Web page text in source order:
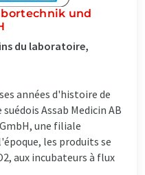
und
du laboratoire,
années d'histoire de
Assab Medicin AB
une filiale
les produits se
aux incubateurs à flux